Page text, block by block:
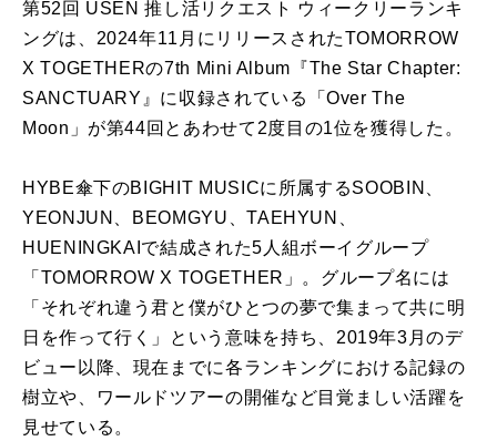
第52回 USEN 推し活リクエスト ウィークリーランキ
ングは、2024年11月にリリースされたTOMORROW
X TOGETHERの7th Mini Album 『The Star Chapter:
SANCTUARY 』に収録されている
「Over The
Moon」が第44回とあわせて2度目の1位を獲得した。
HYBE傘下のBIGHIT MUSICに所属するSOOBIN、
YEONJUN、BEOMGYU、TAEHYUN、
HUENINGKAIで結成された5人組ボーイグループ
「TOMORROW X TOGETHER」。グループ名には
「それぞれ違う君と僕がひとつの夢で集まって共に明
日を作って行く」という意味を持ち、2019年3月のデ
ビュー以降、現在までに各ランキングにおける記録の
樹立や、ワールドツアーの開催など目覚ましい活躍を
見せている。